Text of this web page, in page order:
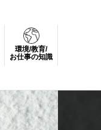
環境/教育/
お仕事の知識